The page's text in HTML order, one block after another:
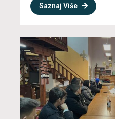
Saznaj Više